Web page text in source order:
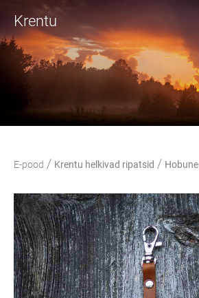
Krentu
E-pood / Krentu helkivad ripatsid / Hobune